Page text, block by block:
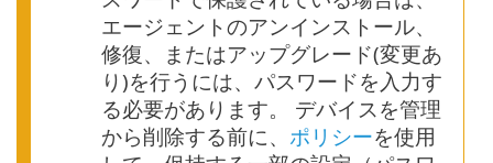
エージェントのアンインストール、
修復、またはアップグレード(変更あ
り)を行うには、パスワードを入力す
る必要があります。
デバイスを管理
から削除する前に、 ポリシーを使用